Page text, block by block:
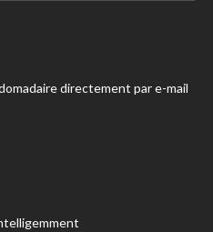
directement par e-mail